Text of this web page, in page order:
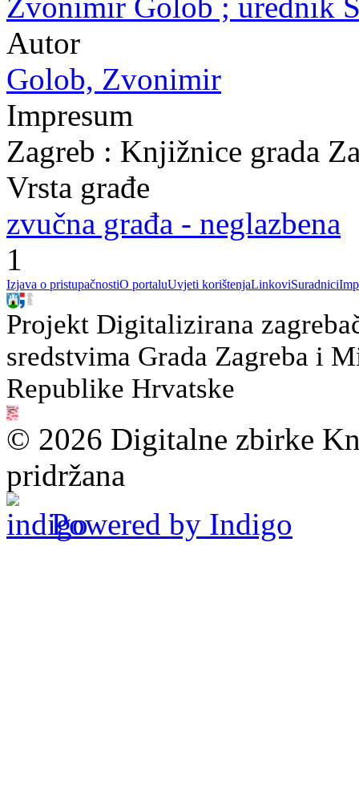
Autor
Golob, Zvonimir
Impresum
Zagreb : Knjižnice grada
Vrsta građe
zvučna građa - neglazbena
1
Izjava o pristupačnostiO portaluUvjeti korištenjaLinkoviSuradnici
Projekt Digitalizirana
sredstvima Grada Zagreba i
Republike Hrvatske
© 2026 Digitalne zbirke
pridržana
Powered by Indigo